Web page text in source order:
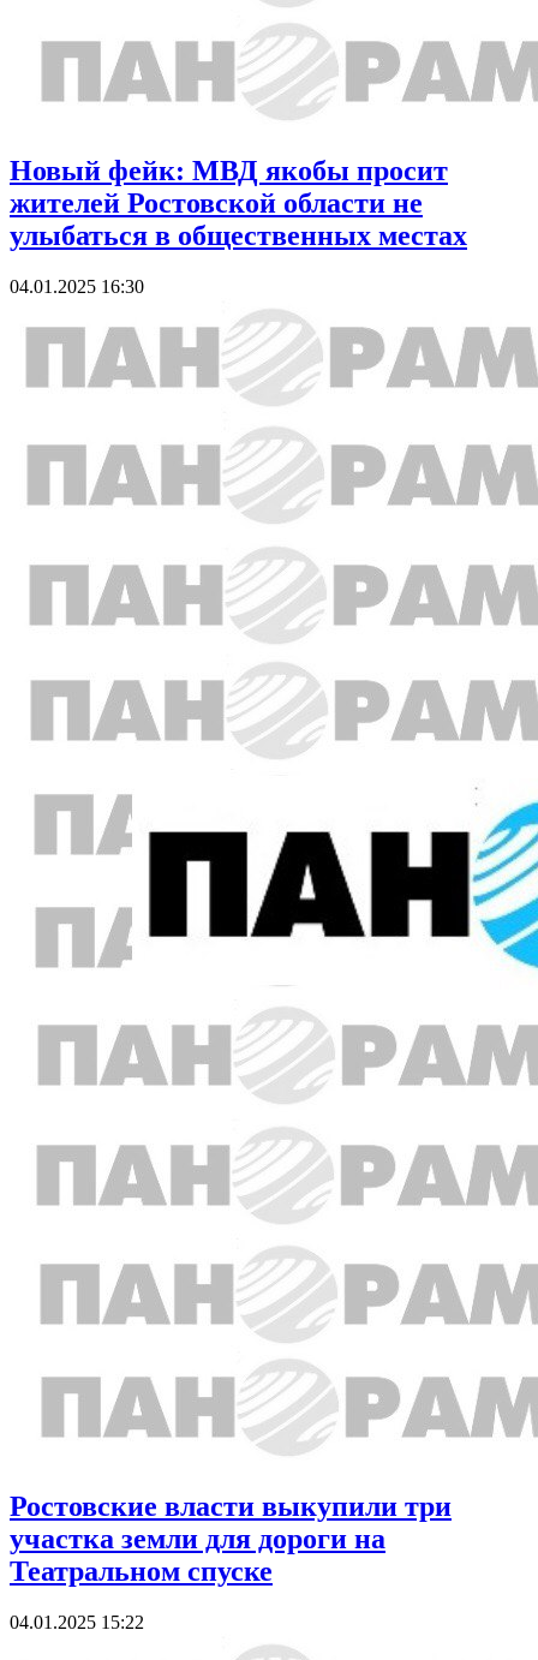
Новый фейк: МВД якобы просит
жителей Ростовской области не
улыбаться в общественных местах
04.01.2025 16:30
Ростовские власти выкупили три
участка земли для дороги на
Театральном спуске
04.01.2025 15:22